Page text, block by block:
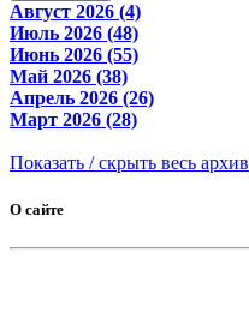
Август 2026 (4)
Июль 2026 (48)
Июнь 2026 (55)
Май 2026 (38)
Апрель 2026 (26)
Март 2026 (28)
Показать / скрыть весь архив
О сайте